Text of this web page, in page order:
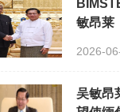
敏昂莱
2026-
吴敏昂